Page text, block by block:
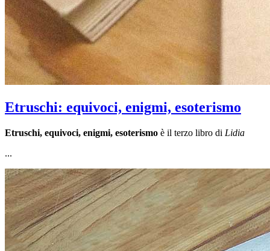
Etruschi: equivoci, enigmi, esoterismo
Etruschi, equivoci, enigmi, esoterismo è il terzo libro di Lidia
...